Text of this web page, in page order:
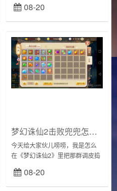
老玩家。最近我又开始玩手游，
还特意选个新区，为因为新区人
08-20
梦幻诛仙2击败兜兜怎么打？详细步骤教你赢！
今天给大家伙儿唠唠，我是怎么
在《梦幻诛仙2》里把那群调皮捣
是玩有一阵子，最近迷上这个“兜
兜大逃家”的活动，别说，还挺有
08-20